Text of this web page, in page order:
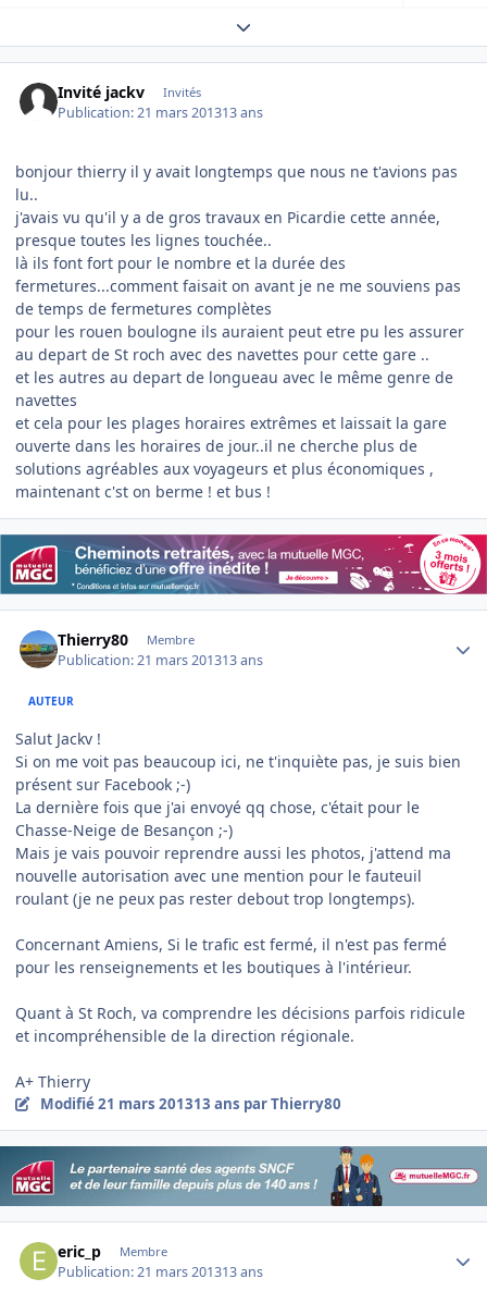
Expand topic overview
Invité jackv Invités
Publication:21 mars 201313 ans
bonjour thierry il y avait longtemps que nous ne t'avions pas
lu..
j'avais vu qu'il y a de gros travaux en Picardie cette année,
presque toutes les lignes touchée..
là ils font fort pour le nombre et la durée des
fermetures...comment faisait on avant je ne me souviens pas
de temps de fermetures complètes
pour les rouen boulogne ils auraient peut etre pu les assurer
au depart de St roch avec des navettes pour cette gare ..
et les autres au depart de longueau avec le même genre de
navettes
et cela pour les plages horaires extrêmes et laissait la gare
ouverte dans les horaires de jour..il ne cherche plus de
solutions agréables aux voyageurs et plus économiques ,
maintenant c'st on berme ! et bus !
Thierry80 Membre
Publication:21 mars 201313 ans
AUTEUR
Salut Jackv !
Si on me voit pas beaucoup ici, ne t'inquiète pas, je suis bien
présent sur Facebook ;-)
La dernière fois que j'ai envoyé qq chose, c'était pour le
Chasse-Neige de Besançon ;-)
Mais je vais pouvoir reprendre aussi les photos, j'attend ma
nouvelle autorisation avec une mention pour le fauteuil
roulant (je ne peux pas rester debout trop longtemps).
Concernant Amiens, Si le trafic est fermé, il n'est pas fermé
pour les renseignements et les boutiques à l'intérieur.
Quant à St Roch, va comprendre les décisions parfois ridicule
et incompréhensible de la direction régionale.
A+ Thierry
Modifié21 mars 201313 ans par Thierry80
eric_p Membre
Publication:21 mars 201313 ans